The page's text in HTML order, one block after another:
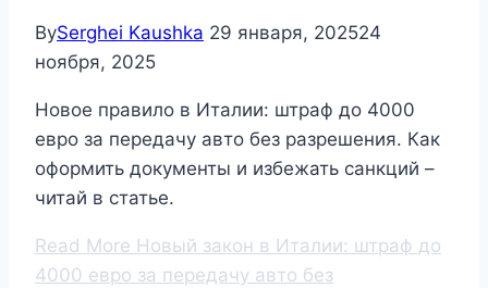
BySerghei Kaushka 29 января, 202524
ноября, 2025
Новое правило в Италии: штраф до 4000
евро за передачу авто без разрешения. Как
оформить документы и избежать санкций –
читай в статье.
Read More Новый закон в Италии: штраф до
4000 евро за передачу авто без